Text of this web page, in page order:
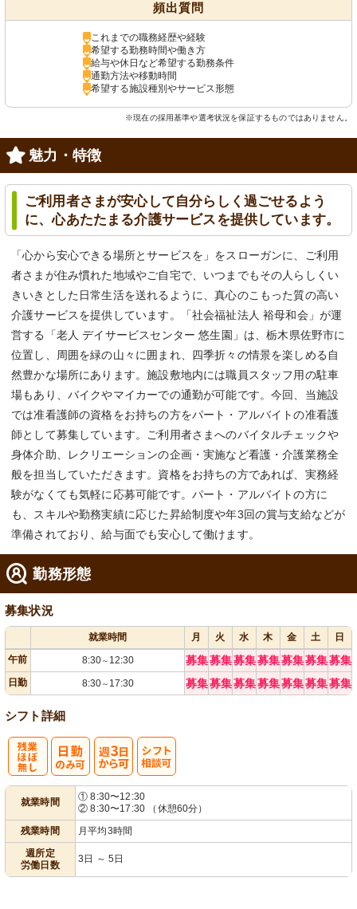
頻出質問
これまでの職務経歴や経験
希望する勤務時間や働き方
給与や休日など希望する勤務条件
通勤方法や移動時間
希望する施設種別やサービス形態
※現在の採用基準や選考状況を保証するものではありません。
魅力・特徴
ご利用者さまが安心して自分らしく過ごせるよう
に、心あたたまる介護サービスを提供しています。
「心から安心できる場所とサービスを」をスローガンに、ご利用
者さまが住み慣れた地域やご自宅で、いつまでもその人らしくい
きいきとした日常生活を送れるように、真心のこもった質の高い
介護サービスを提供しています。「社会福祉法人 裕母和会」が運
営する「老人 デイサービスセンター 悠生園」は、栃木県佐野市に
位置し、周囲を緑の山々に囲まれ、四季折々の情景を楽しめる自
然豊かな場所にあります。施設敷地内には職員スタッフ用の駐車
場もあり、バイクやマイカーでの通勤が可能です。今回、当施設
では准看護師の資格をお持ちの方をパート・アルバイトの准看護
師として募集しています。ご利用者さまへのバイタルチェックや
身体介助、レクリエーションの企画・実施など看護・介護業務全
般を担当していただきます。資格をお持ちの方であれば、実務経
験がなくても気軽に応募可能です。パート・アルバイトの方に
も、スキルや勤務実績に応じた昇給制度や年3回の賞与支給などが
準備されており、給与面でも安心して働けます。
勤務形態
募集状況
就業時間 月 火 水 木 金 土
日
午前
8:30～ 12:30 募集募集募集募集募集募集募集
日勤 8:30～ 17:30 募集募集募集募集募集募集募集
シフト詳細
就業時間
① 8:30〜12:30
② 8:30〜17:30 （休憩60分）
残業時間
月平均3時間
週所定
労働日数
3日 ～ 5日